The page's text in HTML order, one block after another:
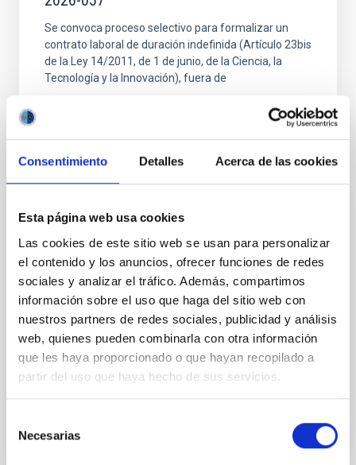
Consentimiento Detalles Acerca de las cookies
Esta página web usa cookies
Las cookies de este sitio web se usan para personalizar
el contenido y los anuncios, ofrecer funciones de redes
sociales y analizar el tráfico. Además, compartimos
información sobre el uso que haga del sitio web con
nuestros partners de redes sociales, publicidad y análisis
web, quienes pueden combinarla con otra información
que les haya proporcionado o que hayan recopilado a
partir del uso que haya hecho de sus servicios.
Necesarias
Se convoca proceso selectivo para formalizar un
contrato laboral de duración indefinida (Artículo 23bis
de la Ley 14/2011, de 1 de junio, de la Ciencia, la
Tecnología y la Innovación), fuera de
PERMANENT (OPEN TO PUBLIC)
UN CONTRATO - TÉCNICO/A DE TALLER -
ESPECIALIDAD MECÁNICA- FIJO
LABORAL - PS-2026-032
Se convoca proceso selectivo para el ingreso, como
personal laboral fijo, de un puesto de trabajo con la
categoría profesional de Técnico/a de Taller, acogido
al Convenio y que tendrá, entre otras